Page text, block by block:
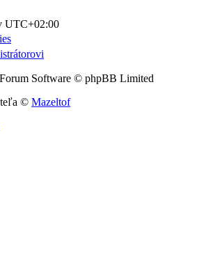
UTC+02:00
Software © phpBB Limited
© Mazeltof